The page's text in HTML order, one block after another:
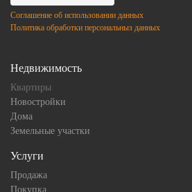
Соглашение об использовании данных
Политика обработки персональныз данных
Недвижимость
Квартиры
Новостройки
Дома
Земельные участки
Услуги
Продажа
Покупка